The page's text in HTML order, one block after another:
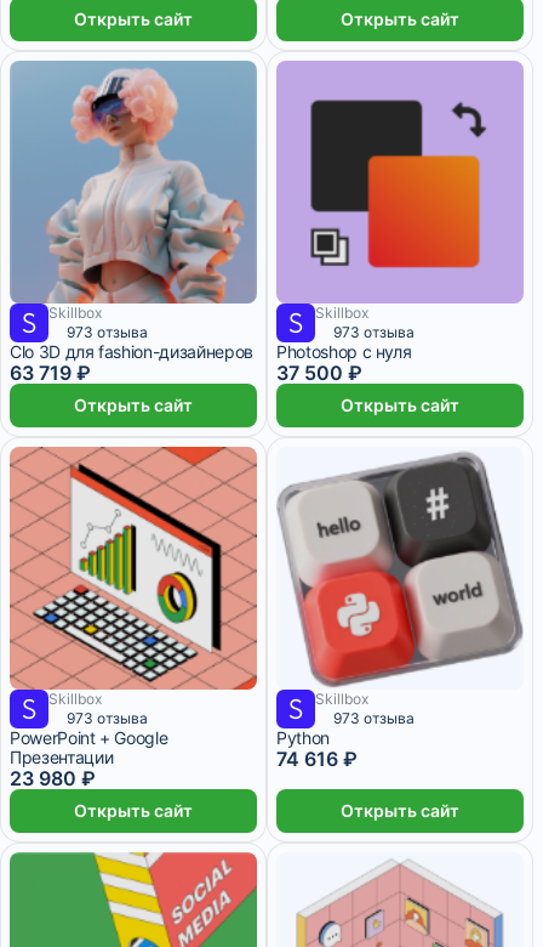
Открыть сайт Открыть сайт
5 310 ₽/мес 3 месяца
Skillbox
973 отзыва
Clo 3D для fashion-дизайнеров
63 719 ₽
Открыть сайт
6 250 ₽/мес 1 месяц
Skillbox
973 отзыва
Photoshop с нуля
37 500 ₽
Открыть сайт
3 997 ₽/мес 1 месяц
Skillbox
973 отзыва
PowerPoint + Google
Презентации
23 980 ₽
Открыть сайт
6 218 ₽/мес
Skillbox
973 отзыва
Python
74 616 ₽
Открыть сайт